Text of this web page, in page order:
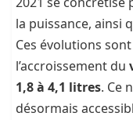
la puissance, ainsi
Ces évolutions
l’accroissement du
1,8 à 4,1 litres. Ce
désormais